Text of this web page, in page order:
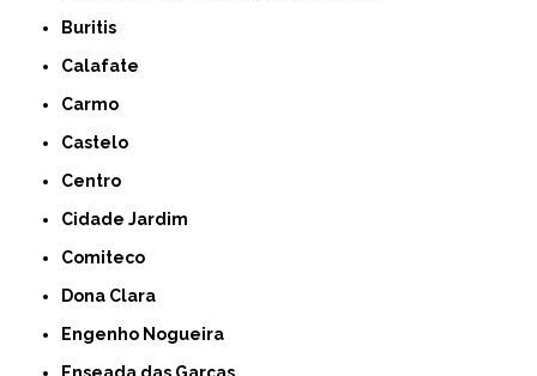
Buritis
Calafate
Carmo
Castelo
Centro
Cidade Jardim
Comiteco
Dona Clara
Engenho Nogueira